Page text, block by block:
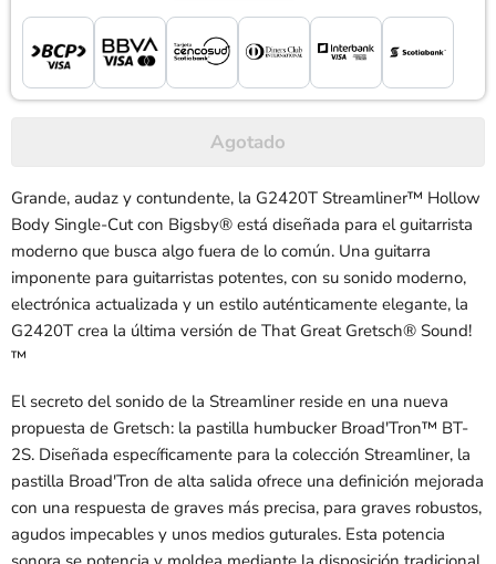
Agotado
Grande, audaz y contundente, la G2420T Streamliner™ Hollow
Body Single-Cut con Bigsby® está diseñada para el guitarrista
moderno que busca algo fuera de lo común. Una guitarra
imponente para guitarristas potentes, con su sonido moderno,
electrónica actualizada y un estilo auténticamente elegante, la
G2420T crea la última versión de That Great Gretsch® Sound!
™
El secreto del sonido de la Streamliner reside en una nueva
propuesta de Gretsch: la pastilla humbucker Broad'Tron™ BT-
2S. Diseñada específicamente para la colección Streamliner, la
pastilla Broad'Tron de alta salida ofrece una definición mejorada
con una respuesta de graves más precisa, para graves robustos,
agudos impecables y unos medios guturales. Esta potencia